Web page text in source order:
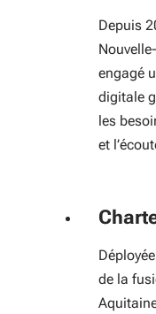
Depuis
engagé
digitale
les
et
de la